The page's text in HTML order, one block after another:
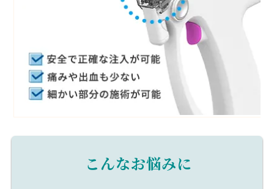
こんなお悩みに